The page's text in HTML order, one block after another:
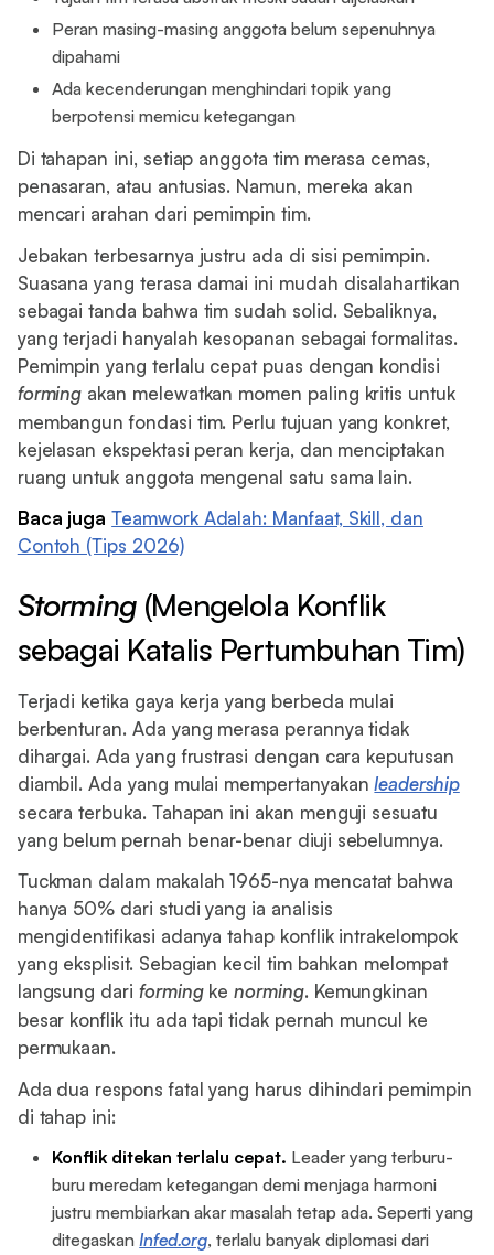
Peran masing-masing anggota belum sepenuhnya
dipahami
Ada kecenderungan menghindari topik yang
berpotensi memicu ketegangan
Di tahapan ini, setiap anggota tim merasa cemas,
penasaran, atau antusias. Namun, mereka akan
mencari arahan dari pemimpin tim.
Jebakan terbesarnya justru ada di sisi pemimpin.
Suasana yang terasa damai ini mudah disalahartikan
sebagai tanda bahwa tim sudah solid. Sebaliknya,
yang terjadi hanyalah kesopanan sebagai formalitas.
Pemimpin yang terlalu cepat puas dengan kondisi
forming akan melewatkan momen paling kritis untuk
membangun fondasi tim. Perlu tujuan yang konkret,
kejelasan ekspektasi peran kerja, dan menciptakan
ruang untuk anggota mengenal satu sama lain.
Baca jugaTeamwork Adalah: Manfaat, Skill, dan
Contoh (Tips 2026)
Storming (Mengelola Konflik
sebagai Katalis Pertumbuhan Tim)
Terjadi ketika gaya kerja yang berbeda mulai
berbenturan. Ada yang merasa perannya tidak
dihargai. Ada yang frustrasi dengan cara keputusan
diambil. Ada yang mulai mempertanyakanleadership
secara terbuka. Tahapan ini akan menguji sesuatu
yang belum pernah benar-benar diuji sebelumnya.
Tuckman dalam makalah 1965-nya mencatat bahwa
hanya 50% dari studi yang ia analisis
mengidentifikasi adanya tahap konflik intrakelompok
yang eksplisit. Sebagian kecil tim bahkan melompat
langsung dari formingkenorming. Kemungkinan
besar konflik itu ada tapi tidak pernah muncul ke
permukaan.
Ada dua respons fatal yang harus dihindari pemimpin
di tahap ini:
Konflik ditekan terlalu cepat. Leader yang terburu-
buru meredam ketegangan demi menjaga harmoni
justru membiarkan akar masalah tetap ada. Seperti yang
ditegaskanInfed.org, terlalu banyak diplomasi dari